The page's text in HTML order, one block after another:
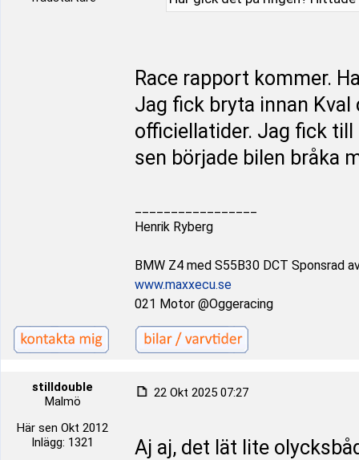
Race rapport kommer.
Jag fick bryta innan Kval
officiellatider. Jag fick
sen började bilen bråka
Henrik Ryberg
BMW Z4 med S55B30 DCT Sponsrad
www.maxxecu.se
021 Motor @Oggeracing
stilldouble
Malmö
Här sen Okt 2012
Inlägg: 1321
22 Okt 2025 07:27
Aj aj, det lät lite